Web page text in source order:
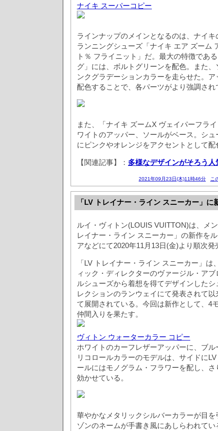
ナイキ スーパーコピー
ラインナップのメインとなるのは、ナイ
ランニングシューズ「ナイキ エア ズーム
ト％ フライニット」だ。最大の特徴であ
グ」には、ボルトグリーンを配色。また
ンクグラデーションカラーを走らせた。
配色することで、各パーツがより強調され
また、「ナイキ ズームX ヴェイパーフラ
ワイトのアッパー、ソールがベース。シ
にピンクやオレンジをアクセントとして配
【関連記事】： 多様なデザインがそろう人
2021年09月23日(木)11時46分 こ
「LV トレイナー・ライン スニーカー」に
ルイ・ヴィトン(LOUIS VUITTON)は、メ
レイナー・ライン スニーカー」の新作を
アなどにて2020年11月13日(金)より順次発
「LV トレイナー・ライン スニーカー」は
ィック・ディレクターのヴァージル・ア
ルシューズから着想を得てデザインした
レクションのランウェイにて発表されて
て展開されている。今回は新作として、4
仲間入りを果たす。
ヴィトン ウォーターカラー コピー
ホワイトのカーフレザーアッパーに、ブ
リコロールカラーのモデルは、サイドに
ールにはモノグラム・フラワーを配し、
効かせている。
華やかなメタリックシルバーカラーが目
ゾンのネームが手書き風にあしらわれて